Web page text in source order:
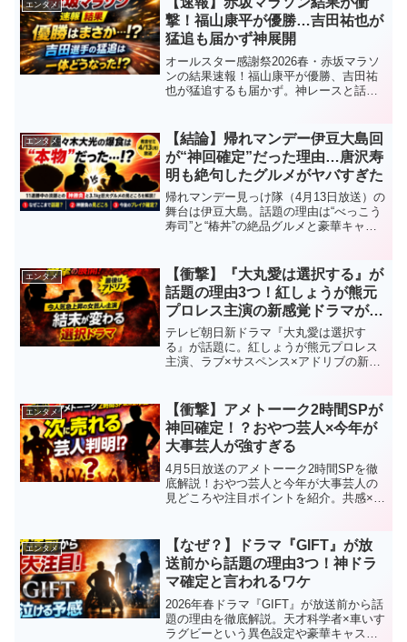
エンタメ
撃！福山康平が優勝…吉田祐也が
猛追も届かず神展開
オールスター感謝祭2026春・赤坂マラソ
ンの結果速報！福山康平が優勝、吉田祐
也が猛追するも届かず。神レースと話題
エンタメ
【結論】帰れマンデー伊豆大島回
が“神回確定”だった理由…唐沢寿
明も絶句したグルメがヤバすぎた
帰れマンデー見っけ隊（4月13日放送）の
舞台は伊豆大島。話題の理由は“べっこう
寿司”と“椿丼”の絶品グルメと豪華キャス
エンタメ
【衝撃】『大丸愛は選択する』が
話題の理由3つ！紅しょうが熊元
プロレス主演の新感覚ドラマがヤ
バい
テレビ朝日新ドラマ『大丸愛は選択す
る』が話題に。紅しょうが熊元プロレス
主演、ラブ×サスペンス×アドリブの新感
エンタメ
【衝撃】アメトーーク2時間SPが
神回確定！？おやつ芸人×今年が
大事芸人が強すぎる
4月5日放送のアメトーーク2時間SPを徹
底解説！おやつ芸人と今年が大事芸人の
見どころや注目ポイントを紹介。共感×ト
エンタメ
【なぜ？】ドラマ『GIFT』が放
送前から話題の理由3つ！神ドラ
マ確定と言われるワケ
2026年春ドラマ『GIFT』が放送前から話
題の理由を徹底解説。天才科学者×車いす
ラグビーという異色設定や豪華キャス